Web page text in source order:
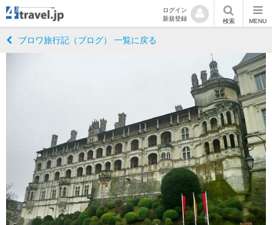
ログイン
新規登録
検索 MENU
ブロワ旅行記（ブログ） 一覧に戻る